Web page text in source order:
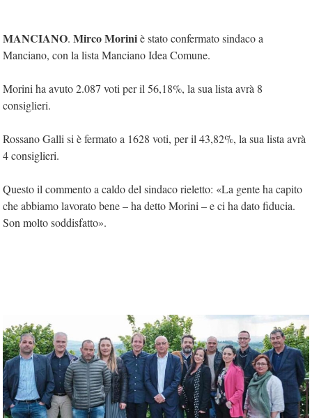
MANCIANO. Mirco Moriniè stato confermato sindaco a
Manciano, con la lista Manciano Idea Comune.
Morini ha avuto 2.087 voti per il 56,18%, la sua lista avrà 8
consiglieri.
Rossano Galli si è fermato a 1628 voti, per il 43,82%, la sua lista avrà
4 consiglieri.
Questo il commento a caldo del sindaco rieletto: «La gente ha capito
che abbiamo lavorato bene – ha detto Morini – e ci ha dato fiducia.
Son molto soddisfatto».